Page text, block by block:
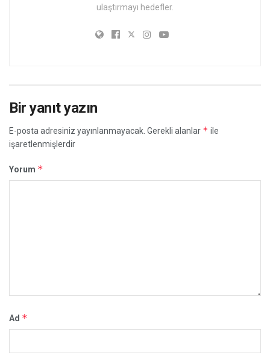
ulaştırmayı hedefler.
Bir yanıt yazın
E-posta adresiniz yayınlanmayacak. Gerekli alanlar * ile
işaretlenmişlerdir
Yorum *
Ad *